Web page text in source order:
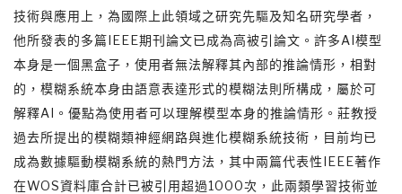
技術與應用上，為國際上此領域之研究先驅及知名研究學者，
他所發表的多篇IEEE期刊論文已成為高被引論文。許多AI模型
本身是一個黑盒子，使用者無法解釋其內部的推論情形，相對
的，模糊系統本身由語意表達形式的模糊法則所構成，屬於可
解釋AI。優點為使用者可以理解模型本身的推論情形。莊教授
過去所提出的模糊類神經網路與進化模糊系統技術，目前均已
成為數據驅動模糊系統的熱門方法，其中兩篇代表性IEEE著作
在WOS資料庫合計已被引用超過1000次，此兩類學習技術並